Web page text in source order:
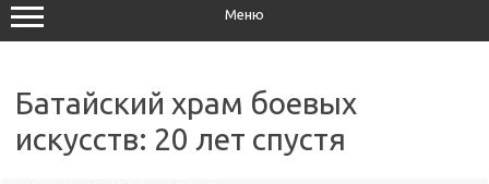
Меню
Батайский храм боевых
искусств: 20 лет спустя